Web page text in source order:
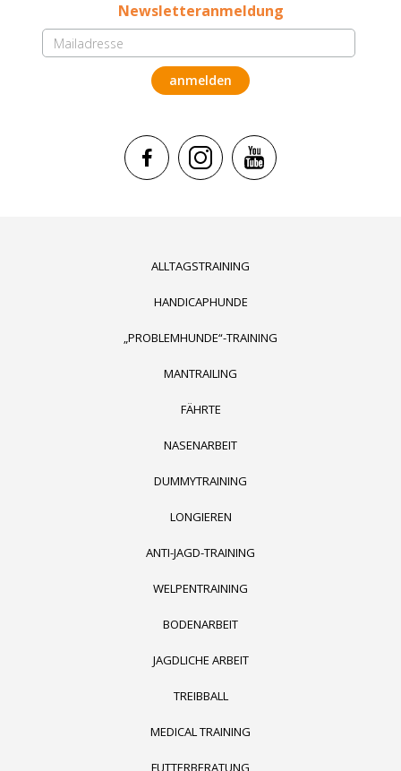
Newsletteranmeldung
ALLTAGSTRAINING
HANDICAPHUNDE
„PROBLEMHUNDE“-TRAINING
MANTRAILING
FÄHRTE
NASENARBEIT
DUMMYTRAINING
LONGIEREN
ANTI-JAGD-TRAINING
WELPENTRAINING
BODENARBEIT
JAGDLICHE ARBEIT
TREIBBALL
MEDICAL TRAINING